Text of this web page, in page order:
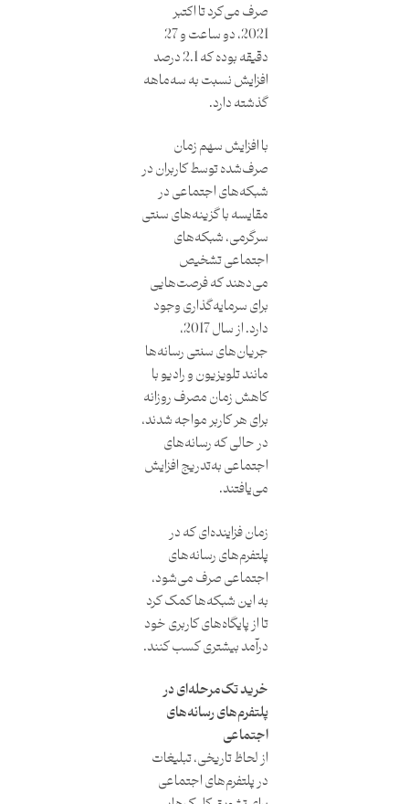
صرف می‌کرد تا اکتبر
2021، دو ساعت و 27
دقیقه بوده که 2.1 درصد
افزایش نسبت به سه‌ماهه
گذشته دارد.
با افزایش سهم زمان
صرف‌شده توسط کاربران در
شبکه‌های اجتماعی در
مقایسه با گزینه‌های سنتی
سرگرمی، شبکه‌های
اجتماعی تشخیص
می‌دهند که فرصت‌هایی
برای سرمایه‌گذاری وجود
دارد. از سال 2017،
جریان‌های سنتی رسانه‌ها
مانند تلویزیون و رادیو با
کاهش زمان مصرف روزانه
برای هر کاربر مواجه شدند،
در حالی که رسانه‌های
اجتماعی به‌تدریج افزایش
می‌یافتند.
زمان فزاینده‌ای که در
پلتفرم‌های رسانه‌های
اجتماعی صرف می‌شود،
به این شبکه‌ها کمک کرد
تا از پایگاه‌های کاربری خود
درآمد بیشتری کسب کنند.
خرید تک‌مرحله‌ای در
پلتفرم‌های رسانه‌های
اجتماعی
از لحاظ تاریخی، تبلیغات
در پلتفرم‌های اجتماعی